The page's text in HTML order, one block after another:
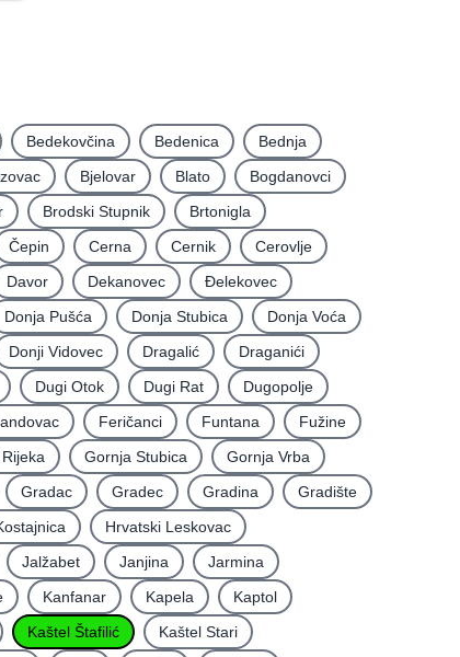
Bedekovčina Bedenica
Bednja
Bjelovar Blato
Bogdanovci
Brodski Stupnik
Brtonigla
Čepin Cerna Cernik
Cerovlje
Davor Dekanovec
Ðelekovec
Donja Pušća Donja Stubica
Donja Voća
Donji Vidovec Dragalić
Draganići
Dugi Otok Dugi Rat
Dugopolje
Feričanci Funtana
Fužine
Gornja Stubica
Gornja Vrba
Gradac Gradec Gradina
Gradište
Hrvatski Leskovac
Jalžabet Janjina
Jarmina
Kanfanar Kapela
Kaptol
Kaštel Štafilić
Kaštel Stari